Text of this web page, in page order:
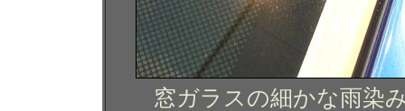
窓ガラスの細かな雨染